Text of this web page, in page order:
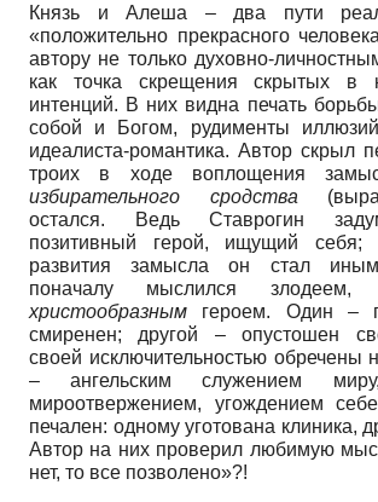
Князь и Алеша – два пути
«положительно прекрасного
автору не только духовно-
как точка скрещения скрытых в
интенций. В них видна печать
собой и Богом, рудименты иллюзий
идеалиста-романтика. Автор скрыл
троих в ходе воплощения
избирательного сродства
остался. Ведь Ставрогин
позитивный герой, ищущий
развития замысла он стал
поначалу мыслился
христообразным героем. Один –
смиренен; другой – опустошен
своей исключительностью обречены
– ангельским служением
мироотвержением, угождением
печален: одному уготована клиника,
Автор на них проверил любимую
нет, то все позволено»?!